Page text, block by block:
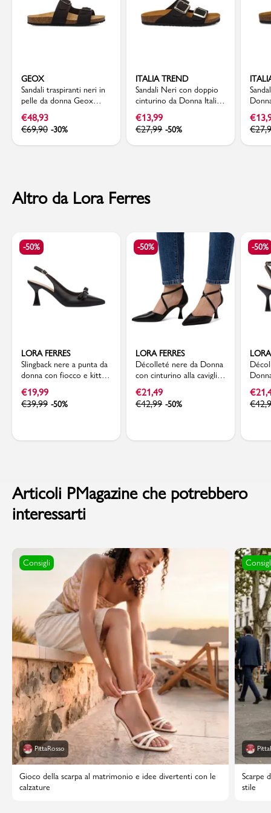
GEOX
Sandali traspiranti neri in
pelle da donna Geox
Brionia
€48,93
€69,90 -30%
ITALIA TREND
Sandali Neri con doppio
cinturino da Donna Italia
Trend Sabina
€13,99
€27,99 -50%
Trend
€
€
Altro da Lora Ferres
-50%
LORA FERRES
Slingback nere a punta da
donna con fiocco e kitten
heels 7,5 cm Lora Ferres
€19,99
€39,99 -50%
-50%
LORA FERRES
Décolleté nere da Donna
con cinturino alla caviglia
e tacco a rocchetto Lora
Ferres
€21,49
€42,99 -50%
-50%
Ferres
€
€
Articoli PMagazine che potrebbero
interessarti
Consigli
PittaRosso
Gioco della scarpa al matrimonio e idee divertenti con le
calzature
Scarpe
stile